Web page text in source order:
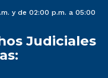
y de 02:00 p.m. a 05:00
Judiciales